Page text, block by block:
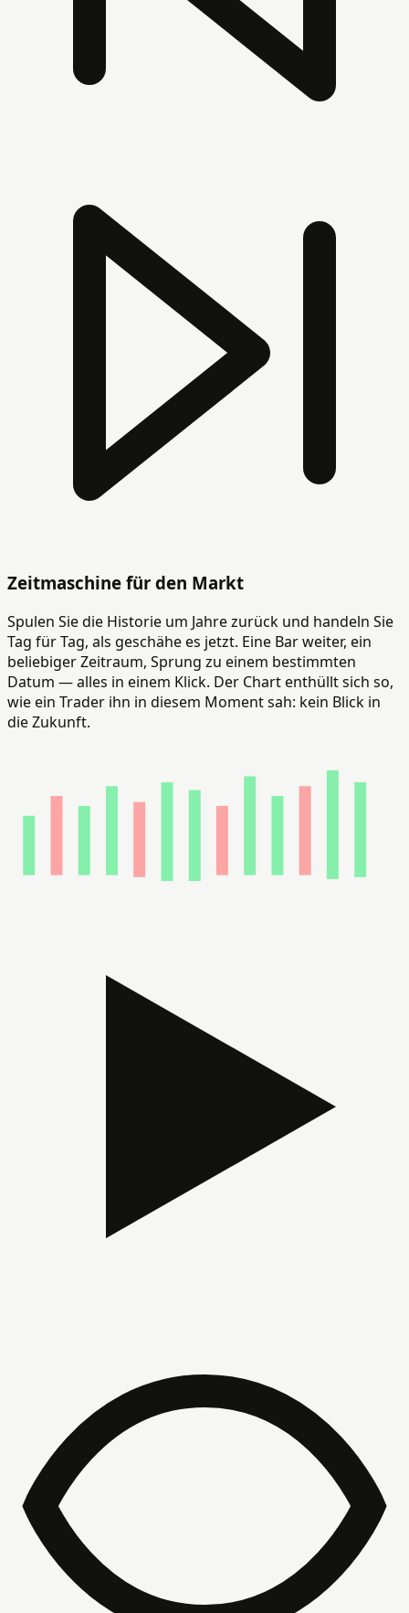
Zeitmaschine für den Markt
Spulen Sie die Historie um Jahre zurück und handeln Sie
Tag für Tag, als geschähe es jetzt. Eine Bar weiter, ein
beliebiger Zeitraum, Sprung zu einem bestimmten
Datum — alles in einem Klick. Der Chart enthüllt sich so,
wie ein Trader ihn in diesem Moment sah: kein Blick in
die Zukunft.